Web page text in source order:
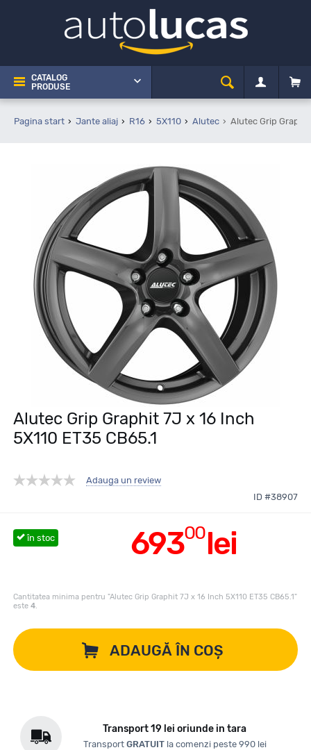
CATALOG
PRODUSE
Pagina start Jante aliaj R16 5X110 Alutec Alutec Grip
Alutec Grip Graphit 7J x 16 Inch
5X110 ET35 CB65.1
Adauga un review
ID #38907
69300lei
în stoc
Cantitatea minima pentru "Alutec Grip Graphit 7J x 16 Inch 5X110 ET35 CB65.1"
este 4.
ADAUGĂ ÎN COȘ
Transport 19 lei oriunde in tara
Transport GRATUITla comenzi peste 990 lei